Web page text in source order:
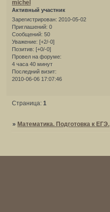
michel
Активный участник
Зарегистрирован: 2010-05-02
Приглашений: 0
Сообщений: 50
Уважение: [+2/-0]
Позитив: [+0/-0]
Провел на форуме:
4 часа 40 минут
Последний визит:
2010-06-06 17:07:46
Страница:1
»Математика. Подготовка к ЕГЭ.